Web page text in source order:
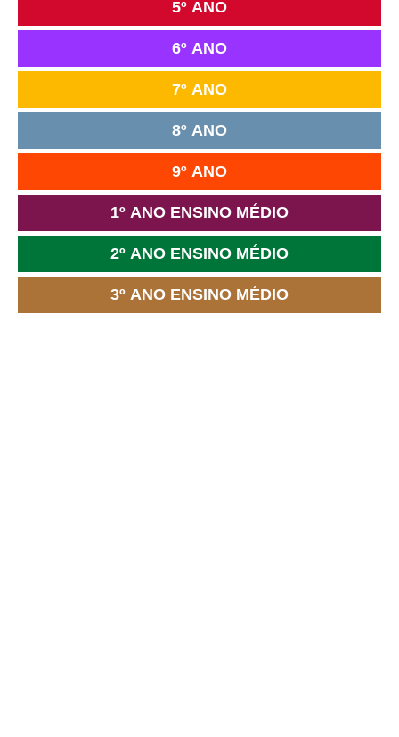
5º ANO
6º ANO
7º ANO
8º ANO
9º ANO
1º ANO ENSINO MÉDIO
2º ANO ENSINO MÉDIO
3º ANO ENSINO MÉDIO